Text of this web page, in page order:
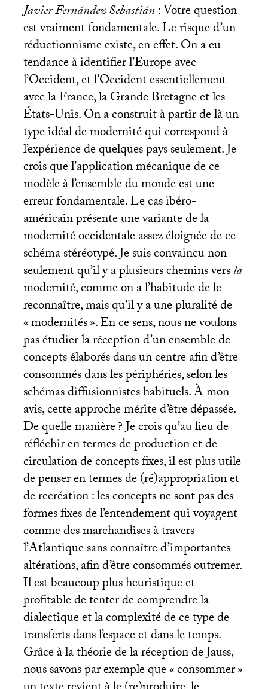
Javier Fernández Sebastián: Votre question
est vraiment fondamentale. Le risque d’un
réductionnisme existe, en effet. On a eu
tendance à identifier l’Europe avec
l’Occident, et l’Occident essentiellement
avec la France, la Grande Bretagne et les
États-Unis. On a construit à partir de là un
type idéal de modernité qui correspond à
l’expérience de quelques pays seulement. Je
crois que l’application mécanique de ce
modèle à l’ensemble du monde est une
erreur fondamentale. Le cas ibéro-
américain présente une variante de la
modernité occidentale assez éloignée de ce
schéma stéréotypé. Je suis convaincu non
seulement qu’il y a plusieurs chemins versla
modernité, comme on a l’habitude de le
reconnaître, mais qu’il y a une pluralité de
«modernités». En ce sens, nous ne voulons
pas étudier la réception d’un ensemble de
concepts élaborés dans un centre afin d’être
consommés dans les périphéries, selon les
schémas diffusionnistes habituels. À mon
avis, cette approche mérite d’être dépassée.
De quelle manière? Je crois qu’au lieu de
réfléchir en termes de production et de
circulation de concepts fixes, il est plus utile
de penser en termes de (ré)appropriation et
de recréation : les concepts ne sont pas des
formes fixes de l’entendement qui voyagent
comme des marchandises à travers
l’Atlantique sans connaître d’importantes
altérations, afin d’être consommés outremer.
Il est beaucoup plus heuristique et
profitable de tenter de comprendre la
dialectique et la complexité de ce type de
transferts dans l’espace et dans le temps.
Grâce à la théorie de la réception de Jauss,
nous savons par exemple que «consommer»